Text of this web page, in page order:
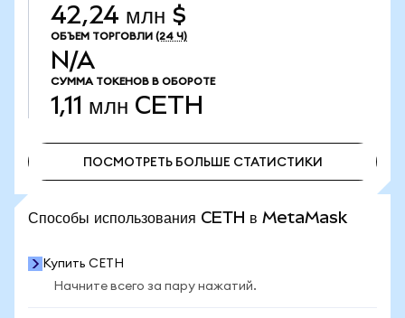
42,24 млн $
ОБЪЕМ ТОРГОВЛИ (24 Ч)
N/A
СУММА ТОКЕНОВ В ОБОРОТЕ
1,11 млн CETH
ПОСМОТРЕТЬ БОЛЬШЕ СТАТИСТИКИ
Способы использования CETH в MetaMask
Купить CETH
Начните всего за пару нажатий.